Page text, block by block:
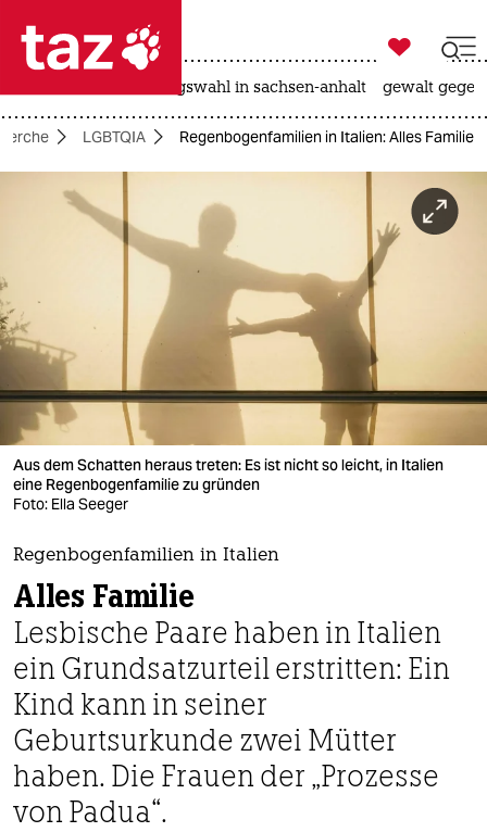
 taz zahl ich
taz zahl ich
themen
öko
gesellschaft
kultur
sport
berlin
wahrheit
verlag
verlag
veranstaltungen
shop
fragen & hilfe

taz zahl ich
landtagswahl in sachsen-anhalt gewalt
LGBTQIA Regenbogenfamilien in Italien: Alles Familie
Aus dem Schatten heraus treten: Es ist nicht so leicht, in Italien
eine Regenbogenfamilie zu gründen
Foto: Ella Seeger
Regenbogenfamilien in Italien
Alles Familie
Lesbische Paare haben in Italien
ein Grundsatzurteil erstritten: Ein
Kind kann in seiner
Geburtsurkunde zwei Mütter
haben. Die Frauen der „Prozesse
von Padua“.